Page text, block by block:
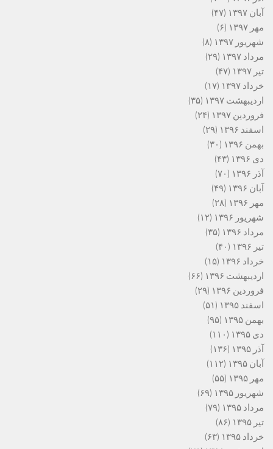
آبان ۱۳۹۷
(۴۷)
مهر ۱۳۹۷
(۶)
شهریور ۱۳۹۷
(۸)
مرداد ۱۳۹۷
(۲۹)
تیر ۱۳۹۷
(۴۷)
خرداد ۱۳۹۷
(۱۷)
اردیبهشت ۱۳۹۷
(۳۵)
فروردین ۱۳۹۷
(۲۴)
اسفند ۱۳۹۶
(۲۹)
بهمن ۱۳۹۶
(۳۰)
دی ۱۳۹۶
(۴۳)
آذر ۱۳۹۶
(۷۰)
آبان ۱۳۹۶
(۴۹)
مهر ۱۳۹۶
(۲۸)
شهریور ۱۳۹۶
(۱۲)
مرداد ۱۳۹۶
(۳۵)
تیر ۱۳۹۶
(۴۰)
خرداد ۱۳۹۶
(۱۵)
اردیبهشت ۱۳۹۶
(۶۶)
فروردین ۱۳۹۶
(۲۹)
اسفند ۱۳۹۵
(۵۱)
بهمن ۱۳۹۵
(۹۵)
دی ۱۳۹۵
(۱۱۰)
آذر ۱۳۹۵
(۱۳۶)
آبان ۱۳۹۵
(۱۱۲)
مهر ۱۳۹۵
(۵۵)
شهریور ۱۳۹۵
(۶۹)
مرداد ۱۳۹۵
(۷۹)
تیر ۱۳۹۵
(۸۶)
خرداد ۱۳۹۵
(۶۳)